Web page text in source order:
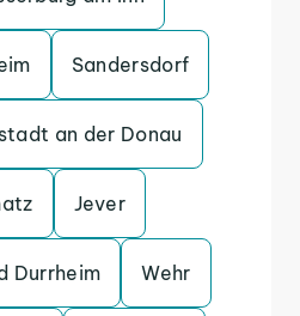
Sandersdorf
an der Donau
Jever
Durrheim Wehr